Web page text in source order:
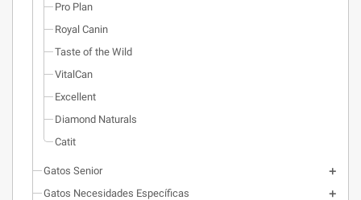
Pro Plan
Royal Canin
Taste of the Wild
VitalCan
Excellent
Diamond Naturals
Catit
Gatos Senior
Gatos Necesidades Específicas